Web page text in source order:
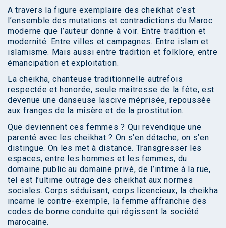
A travers la figure exemplaire des cheikhat c’est
l’ensemble des mutations et contradictions du Maroc
moderne que l’auteur donne à voir. Entre tradition et
modernité. Entre villes et campagnes. Entre islam et
islamisme. Mais aussi entre tradition et folklore, entre
émancipation et exploitation.
La cheikha, chanteuse traditionnelle autrefois
respectée et honorée, seule maîtresse de la fête, est
devenue une danseuse lascive méprisée, repoussée
aux franges de la misère et de la prostitution.
Que deviennent ces femmes ? Qui revendique une
parenté avec les cheikhat ? On s’en détache, on s’en
distingue. On les met à distance. Transgresser les
espaces, entre les hommes et les femmes, du
domaine public au domaine privé, de l’intime à la rue,
tel est l’ultime outrage des cheikhat aux normes
sociales. Corps séduisant, corps licencieux, la cheikha
incarne le contre-exemple, la femme affranchie des
codes de bonne conduite qui régissent la société
marocaine.